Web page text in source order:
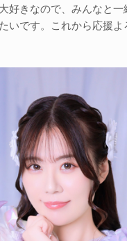
好きなので、みんなと
いです。これから応援よ